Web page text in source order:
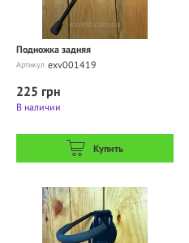
Подножка задняя
Артикул exv001419
225 грн
В наличии
Купить